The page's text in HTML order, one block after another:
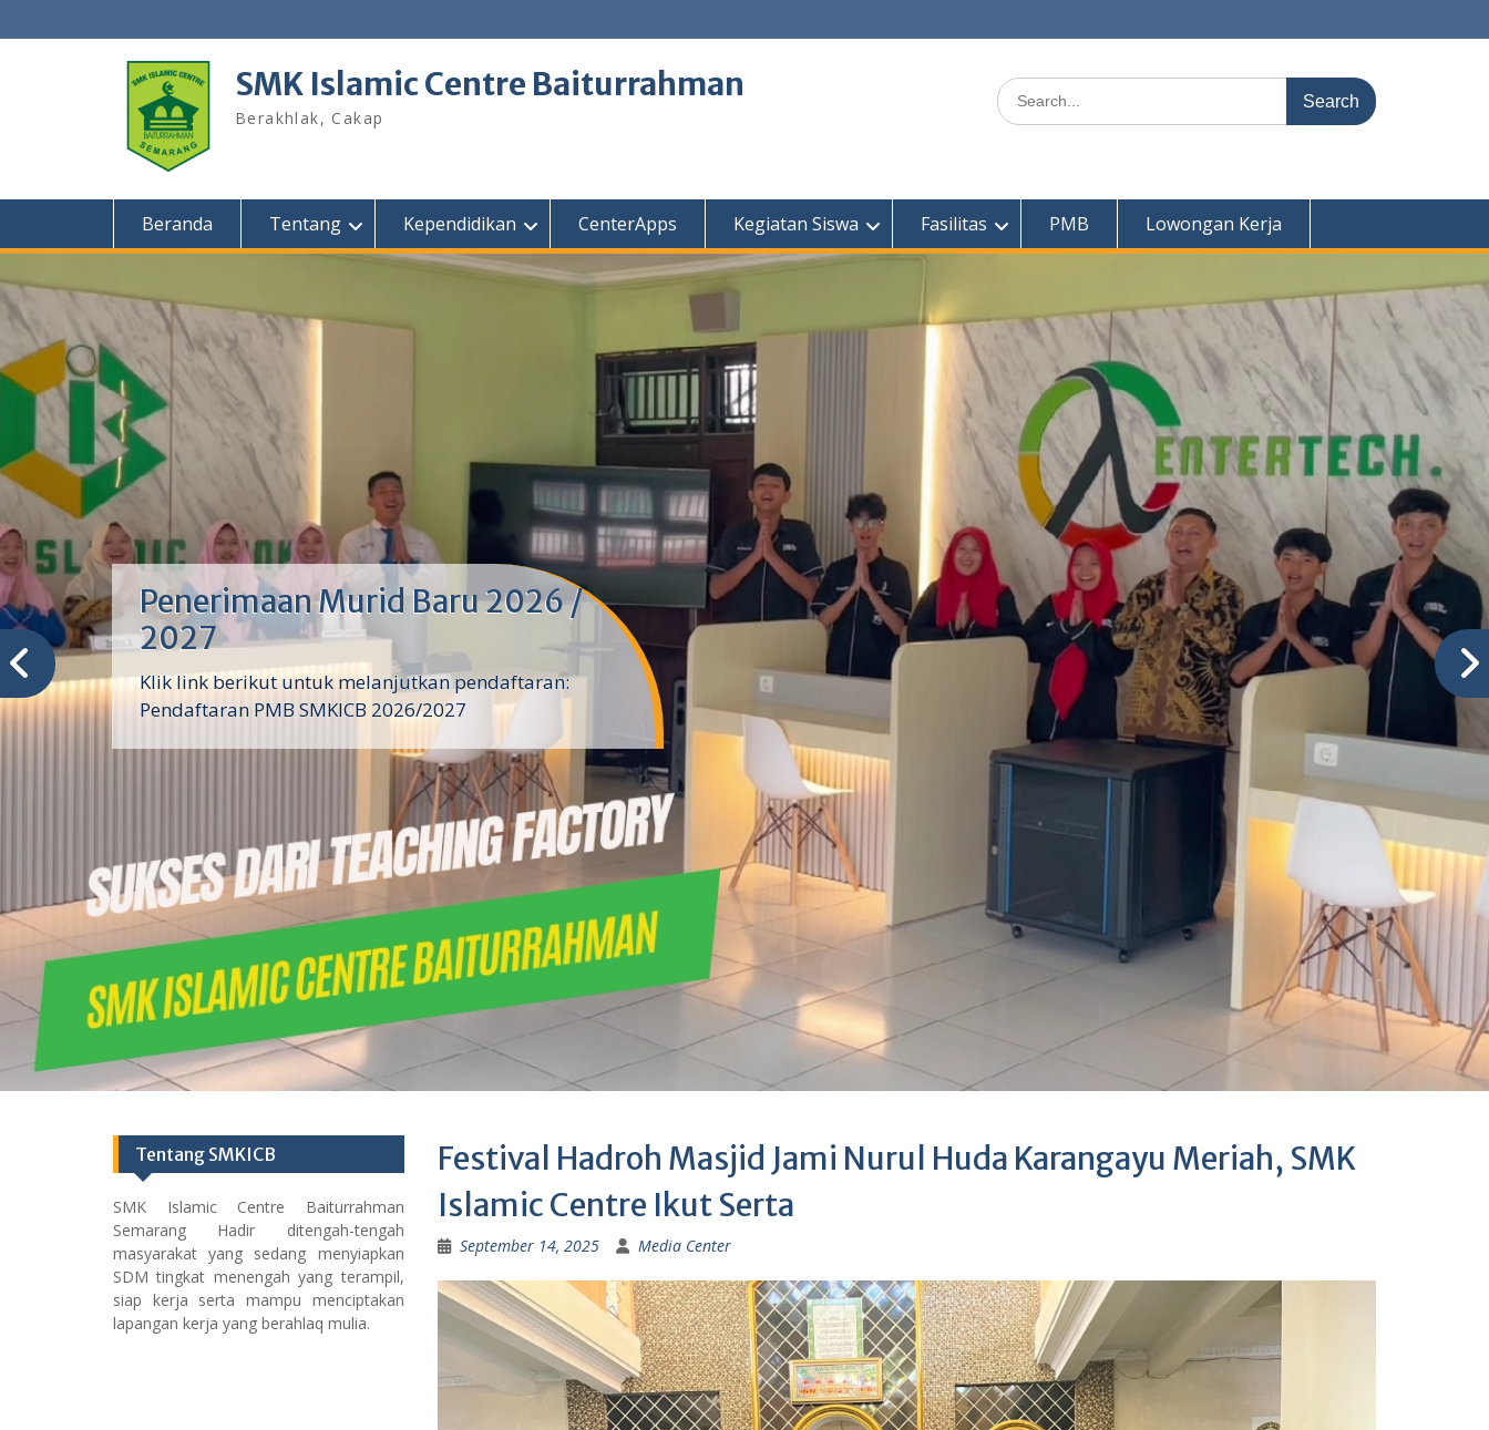
to
SMK Islamic Centre Baiturrahman
Berakhlak, Cakap
Search
for:
Beranda Tentang Kependidikan CenterApps Kegiatan Siswa Fasilitas PMB Lowongan Kerja
Penerimaan Murid Baru 2026 /
2027
Klik link berikut untuk melanjutkan pendaftaran:
Pendaftaran PMB SMKICB 2026/2027
Festival Hadroh Masjid Jami Nurul Huda Karangayu Meriah, SMK
Islamic Centre Ikut Serta
September 14, 2025 Media Center
Tentang SMKICB
SMK Islamic Centre Baiturrahman
Semarang Hadir ditengah-tengah
masyarakat yang sedang menyiapkan
SDM tingkat menengah yang terampil,
siap kerja serta mampu menciptakan
lapangan kerja yang berahlaq mulia.